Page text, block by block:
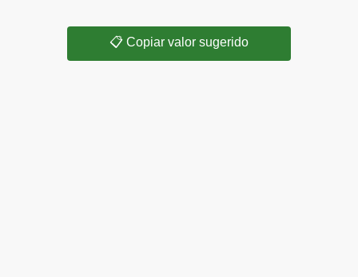
📋 Copiar valor sugerido